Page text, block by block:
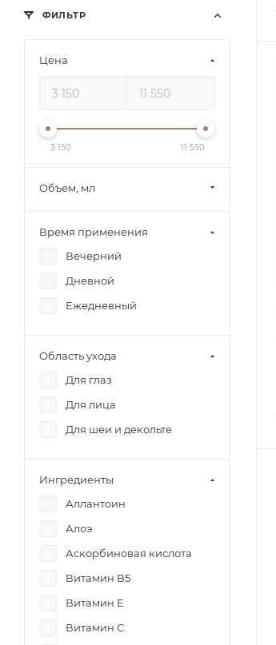
ФИЛЬТР
Цена
3 150 11 550
Объем, мл
Время применения
Вечерний
Дневной
Ежедневный
Область ухода
Для глаз
Для лица
Для шеи и декольте
Ингредиенты
Аллантоин
Алоэ
Аскорбиновая кислота
Витамин В5
Витамин Е
Витамин С